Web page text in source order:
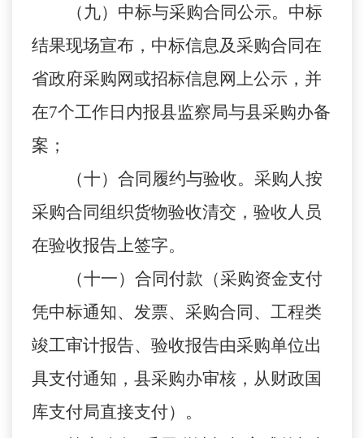
（九）中标与采购合同公示。中标
结果现场宣布，中标信息及采购合同在
省政府采购网或招标信息网上公示，并
在7个工作日内报县监察局与县采购办备
案；
（十）合同履约与验收。采购人按
采购合同组织货物验收清交，验收人员
在验收报告上签字。
（十一）合同付款（采购资金支付
凭中标通知、发票、采购合同、工程类
竣工审计报告、验收报告由采购单位出
具支付通知，县采购办审核，从财政国
库支付局直接支付）。